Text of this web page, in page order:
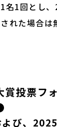
名1回とし
れた場合は
投票フ
び、